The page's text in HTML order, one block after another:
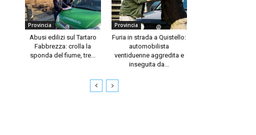
Provincia
Abusi edilizi sul Tartaro
Fabbrezza: crolla la
sponda del fiume, tre...
Provincia
Furia in strada a Quistello:
automobilista
ventiduenne aggredita e
inseguita da...